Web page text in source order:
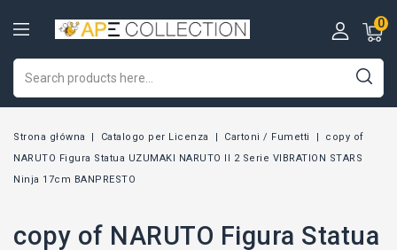
0
Strona główna Catalogo per Licenza Cartoni / Fumetti
copy of
NARUTO Figura Statua UZUMAKI NARUTO II 2 Serie VIBRATION STARS
Ninja 17cm BANPRESTO
copy of NARUTO Figura Statua